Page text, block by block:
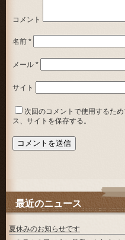
コメント
名前*
メール*
サイト
次回のコメントで使用するた
ス、サイトを保存する。
最近のニュース
夏休みのお知らせです